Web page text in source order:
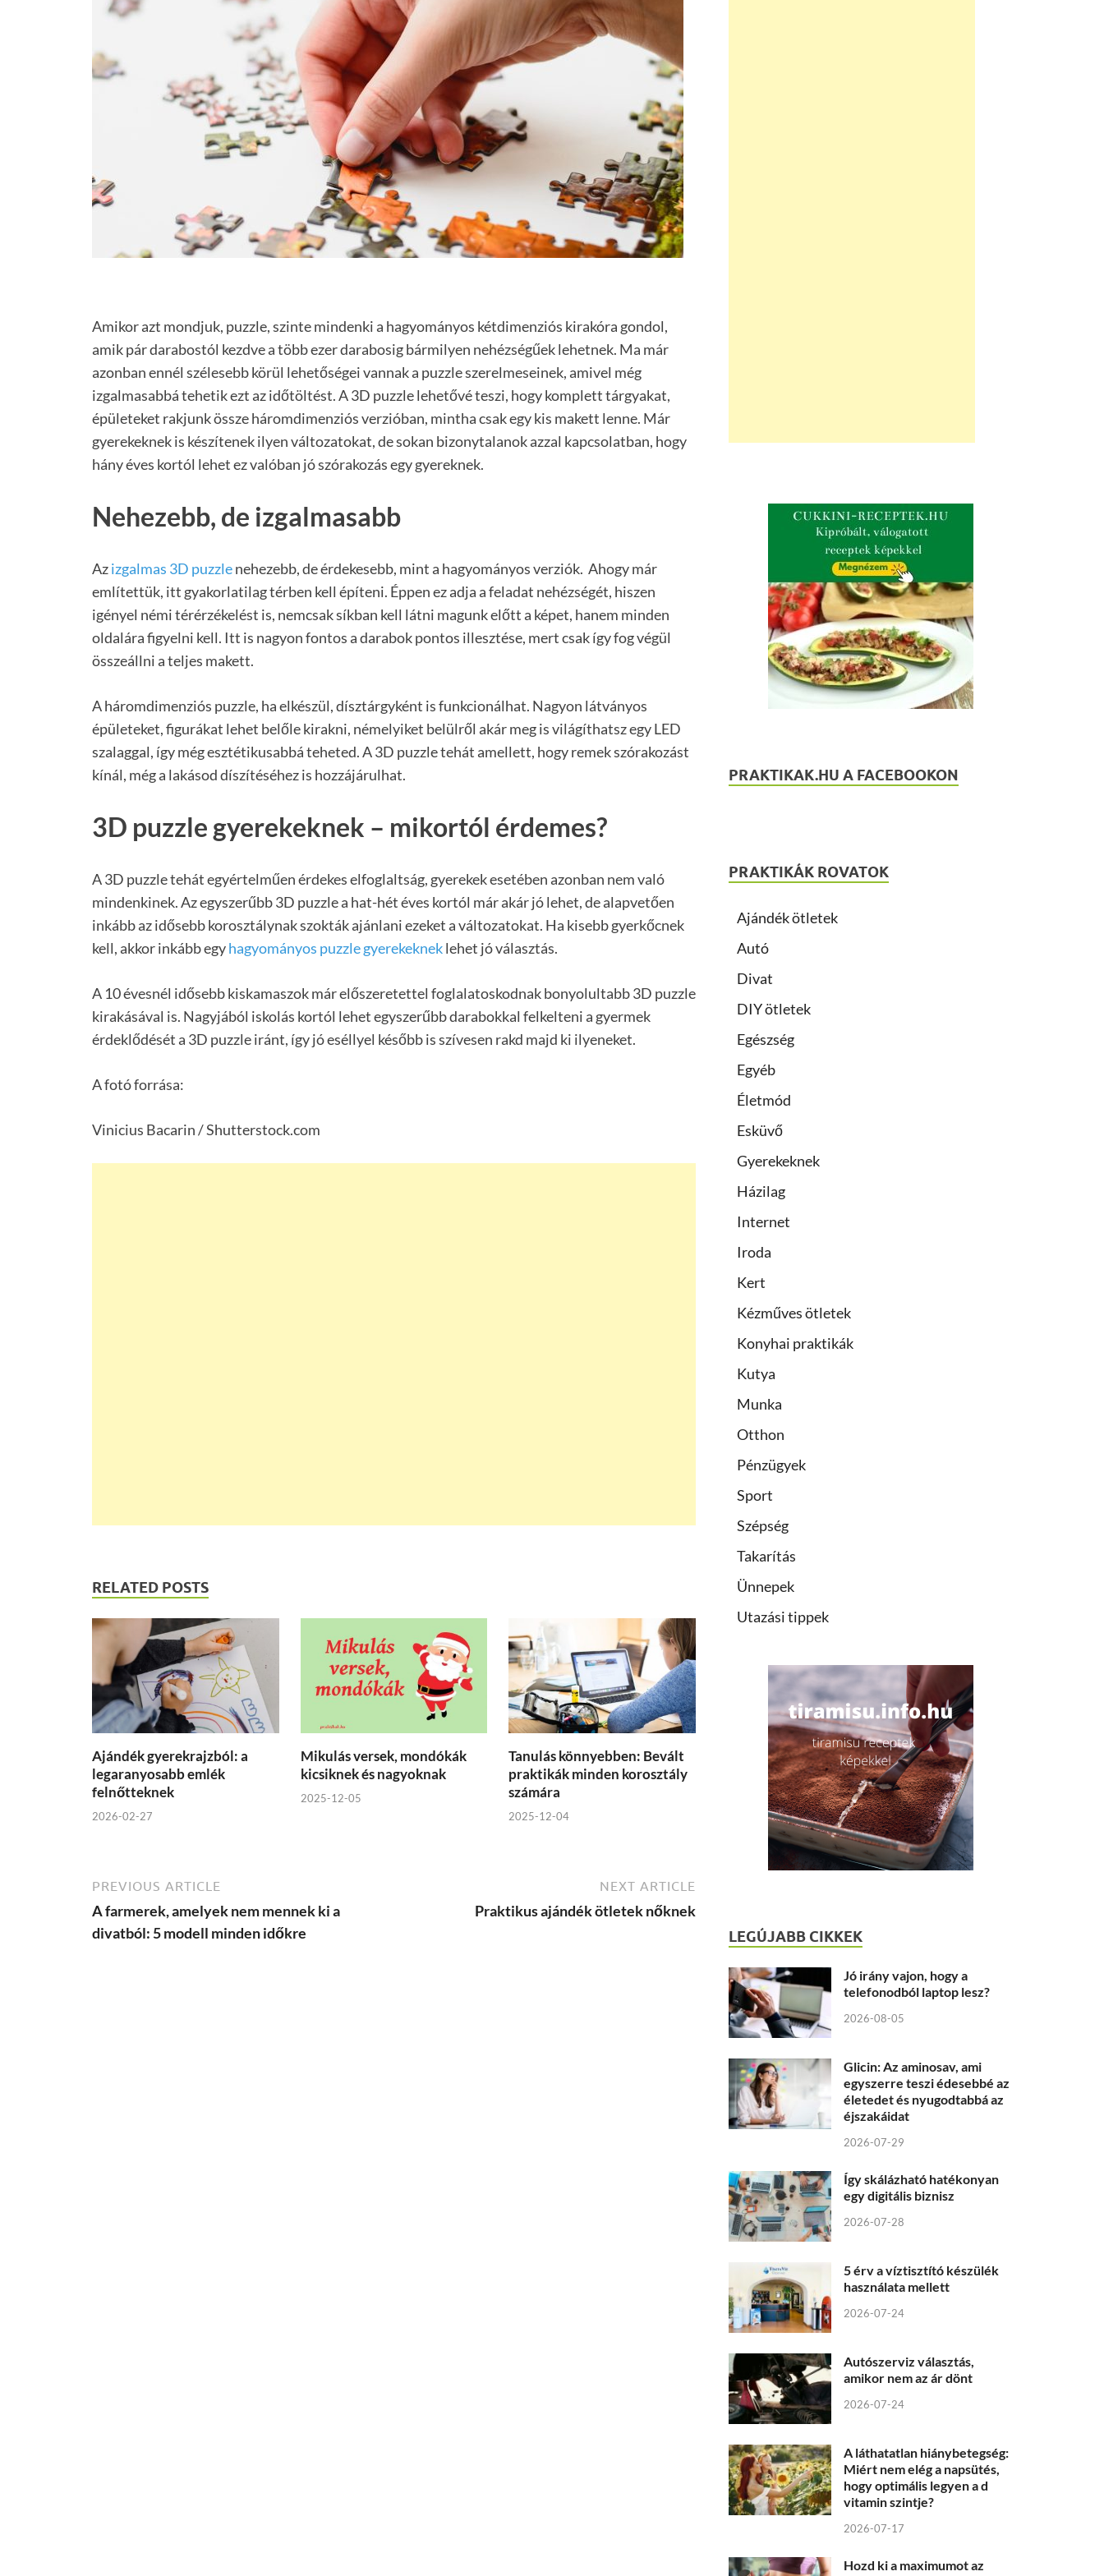
Amikor azt mondjuk, puzzle, szinte mindenki a hagyományos kétdimenziós kirakóra gondol,
amik pár darabostól kezdve a több ezer darabosig bármilyen nehézségűek lehetnek. Ma már
azonban ennél szélesebb körül lehetőségei vannak a puzzle szerelmeseinek, amivel még
izgalmasabbá tehetik ezt az időtöltést. A 3D puzzle lehetővé teszi, hogy komplett tárgyakat,
épületeket rakjunk össze háromdimenziós verzióban, mintha csak egy kis makett lenne. Már
gyerekeknek is készítenek ilyen változatokat, de sokan bizonytalanok azzal kapcsolatban, hogy
hány éves kortól lehet ez valóban jó szórakozás egy gyereknek.
Nehezebb, de izgalmasabb
Azizgalmas 3D puzzlenehezebb, de érdekesebb, mint a hagyományos verziók. Ahogy már
említettük, itt gyakorlatilag térben kell építeni. Éppen ez adja a feladat nehézségét, hiszen
igényel némi térérzékelést is, nemcsak síkban kell látni magunk előtt a képet, hanem minden
oldalára figyelni kell. Itt is nagyon fontos a darabok pontos illesztése, mert csak így fog végül
összeállni a teljes makett.
A háromdimenziós puzzle, ha elkészül, dísztárgyként is funkcionálhat. Nagyon látványos
épületeket, figurákat lehet belőle kirakni, némelyiket belülről akár meg is világíthatsz egy LED
szalaggal, így még esztétikusabbá teheted. A 3D puzzle tehát amellett, hogy remek szórakozást
kínál, még a lakásod díszítéséhez is hozzájárulhat.
3D puzzle gyerekeknek – mikortól érdemes?
A 3D puzzle tehát egyértelműen érdekes elfoglaltság, gyerekek esetében azonban nem való
mindenkinek. Az egyszerűbb 3D puzzle a hat-hét éves kortól már akár jó lehet, de alapvetően
inkább az idősebb korosztálynak szokták ajánlani ezeket a változatokat. Ha kisebb gyerkőcnek
kell, akkor inkább egyhagyományos puzzle gyerekekneklehet jó választás.
A 10 évesnél idősebb kiskamaszok már előszeretettel foglalatoskodnak bonyolultabb 3D puzzle
kirakásával is. Nagyjából iskolás kortól lehet egyszerűbb darabokkal felkelteni a gyermek
érdeklődését a 3D puzzle iránt, így jó eséllyel később is szívesen rakd majd ki ilyeneket.
A fotó forrása:
Vinicius Bacarin / Shutterstock.com
RELATED POSTS
Ajándék gyerekrajzból: a
legaranyosabb emlék
felnőtteknek
2026-02-27
Mikulás versek, mondókák
kicsiknek és nagyoknak
2025-12-05
Tanulás könnyebben: Bevált
praktikák minden korosztály
számára
2025-12-04
PREVIOUS ARTICLE
A farmerek, amelyek nem mennek ki a
divatból: 5 modell minden időkre
NEXT ARTICLE
Praktikus ajándék ötletek nőknek
PRAKTIKAK.HU A FACEBOOKON
PRAKTIKÁK ROVATOK
Ajándék ötletek
Autó
Divat
DIY ötletek
Egészség
Egyéb
Életmód
Esküvő
Gyerekeknek
Házilag
Internet
Iroda
Kert
Kézműves ötletek
Konyhai praktikák
Kutya
Munka
Otthon
Pénzügyek
Sport
Szépség
Takarítás
Ünnepek
Utazási tippek
LEGÚJABB CIKKEK
Jó irány vajon, hogy a
telefonodból laptop lesz?
2026-08-05
Glicin: Az aminosav, ami
egyszerre teszi édesebbé az
életedet és nyugodtabbá az
éjszakáidat
2026-07-29
Így skálázható hatékonyan
egy digitális biznisz
2026-07-28
5 érv a víztisztító készülék
használata mellett
2026-07-24
Autószerviz választás,
amikor nem az ár dönt
2026-07-24
A láthatatlan hiánybetegség:
Miért nem elég a napsütés,
hogy optimális legyen a d
vitamin szintje?
2026-07-17
Hozd ki a maximumot az